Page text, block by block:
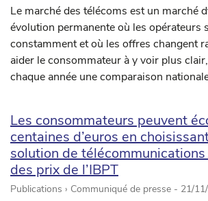
Le marché des télécoms est un marché
évolution permanente où les opérateurs
constamment et où les offres changent
aider le consommateur à y voir plus
chaque année une comparaison
Les consommateurs peuvent
centaines d’euros en
solution de télécommunications
des prix de l’IBPT
Publications › Communiqué de presse - 21/